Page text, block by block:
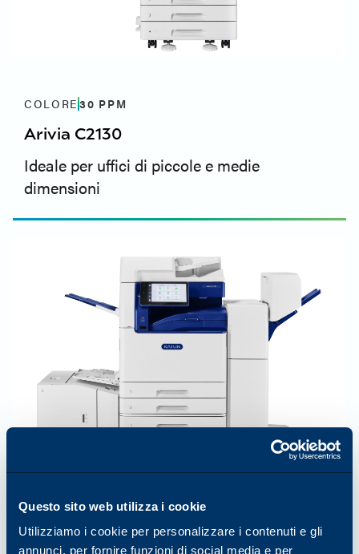
Questo sito web utilizza i cookie
Utilizziamo i cookie per personalizzare i contenuti e gli
annunci, per fornire funzioni di social media e per
COLORE30 PPM
Arivia C2130
Ideale per uffici di piccole e medie
dimensioni
COLORE35PPM
Arivia C3135